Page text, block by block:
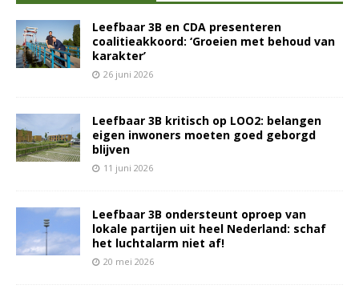
Leefbaar 3B en CDA presenteren
coalitieakkoord: ‘Groeien met behoud van
karakter’
26 juni 2026
Leefbaar 3B kritisch op LOO2: belangen
eigen inwoners moeten goed geborgd
blijven
11 juni 2026
Leefbaar 3B ondersteunt oproep van
lokale partijen uit heel Nederland: schaf
het luchtalarm niet af!
20 mei 2026